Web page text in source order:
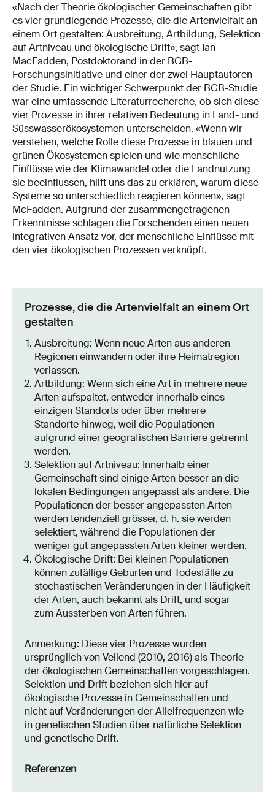
«Nach der Theorie ökologischer Gemeinschaften gibt
es vier grundlegende Prozesse, die die Artenvielfalt an
einem Ort gestalten: Ausbreitung, Artbildung, Selektion
auf Artniveau und ökologische Drift», sagt Ian
MacFadden, Postdoktorand in der BGB-
Forschungsinitiative und einer der zwei Hauptautoren
der Studie. Ein wichtiger Schwerpunkt der BGB-Studie
war eine umfassende Literaturrecherche, ob sich diese
vier Prozesse in ihrer relativen Bedeutung in Land- und
Süsswasserökosystemen unterscheiden. «Wenn wir
verstehen, welche Rolle diese Prozesse in blauen und
grünen Ökosystemen spielen und wie menschliche
Einflüsse wie der Klimawandel oder die Landnutzung
sie beeinflussen, hilft uns das zu erklären, warum diese
Systeme so unterschiedlich reagieren können», sagt
McFadden. Aufgrund der zusammengetragenen
Erkenntnisse schlagen die Forschenden einen neuen
integrativen Ansatz vor, der menschliche Einflüsse mit
den vier ökologischen Prozessen verknüpft.
Prozesse, die die Artenvielfalt an einem Ort
gestalten
Ausbreitung: Wenn neue Arten aus anderen
Regionen einwandern oder ihre Heimatregion
verlassen.
Artbildung: Wenn sich eine Art in mehrere neue
Arten aufspaltet, entweder innerhalb eines
einzigen Standorts oder über mehrere
Standorte hinweg, weil die Populationen
aufgrund einer geografischen Barriere getrennt
werden.
Selektion auf Artniveau: Innerhalb einer
Gemeinschaft sind einige Arten besser an die
lokalen Bedingungen angepasst als andere. Die
Populationen der besser angepassten Arten
werden tendenziell grösser, d. h. sie werden
selektiert, während die Populationen der
weniger gut angepassten Arten kleiner werden.
Ökologische Drift: Bei kleinen Populationen
können zufällige Geburten und Todesfälle zu
stochastischen Veränderungen in der Häufigkeit
der Arten, auch bekannt als Drift, und sogar
zum Aussterben von Arten führen.
Anmerkung: Diese vier Prozesse wurden
ursprünglich von Vellend (2010, 2016) als Theorie
der ökologischen Gemeinschaften vorgeschlagen.
Selektion und Drift beziehen sich hier auf
ökologische Prozesse in Gemeinschaften und
nicht auf Veränderungen der Allelfrequenzen wie
in genetischen Studien über natürliche Selektion
und genetische Drift.
Referenzen